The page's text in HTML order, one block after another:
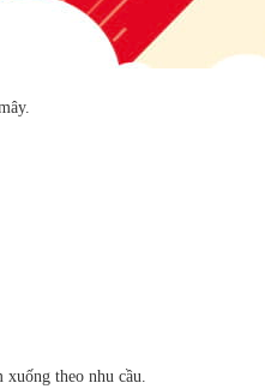
theo nhu cầu.